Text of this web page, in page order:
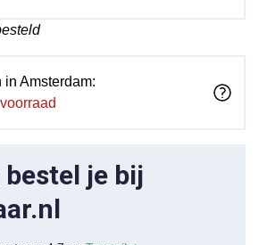
in Amsterdam:
je bij